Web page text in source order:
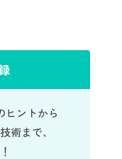
ヒントから
術まで、